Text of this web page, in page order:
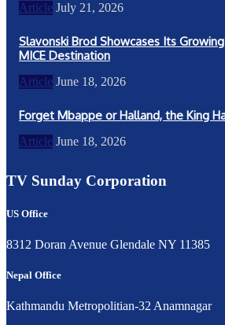
Article July 21, 2026
Slavonski Brod Showcases Its
MICE Destination
Article June 18, 2026
Forget Mbappe or Halland, the King
Article June 18, 2026
TV Sunday Corporation
US Office
8312 Doran Avenue Glendale NY 11385
Nepal Office
Kathmandu Metropolitian-32 Anamnagar